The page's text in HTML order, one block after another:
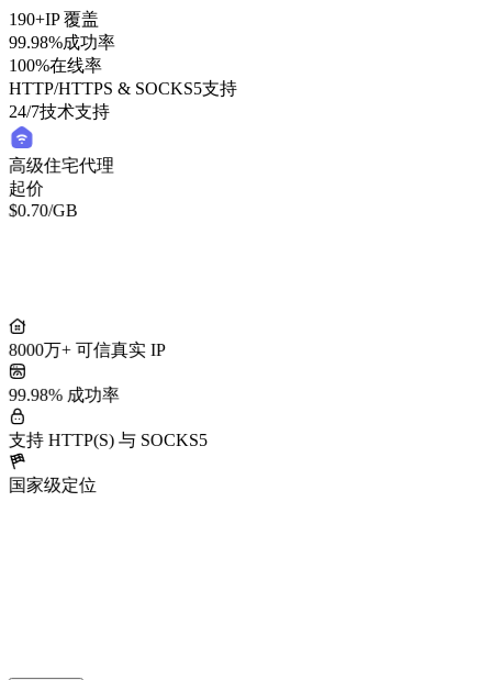
190+IP 覆盖
99.98%成功率
100%在线率
HTTP/HTTPS & SOCKS5支持
24/7技术支持
高级住宅代理
起价
$0.70/GB
8000万+ 可信真实 IP
99.98% 成功率
支持 HTTP(S) 与 SOCKS5
国家级定位